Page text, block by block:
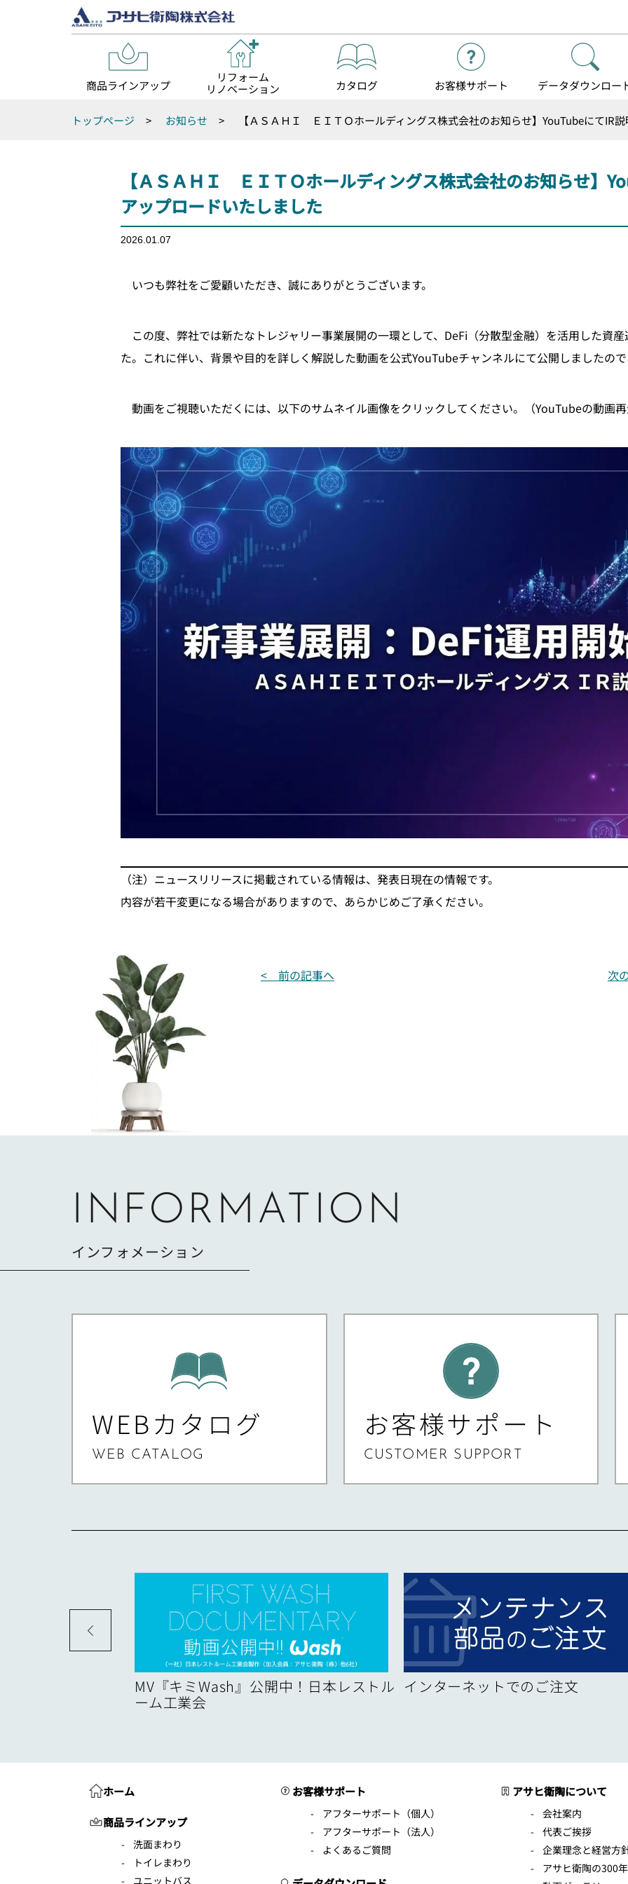
商品ラインアップ
リフォーム
リノベーション
カタログ お客様サポート データダウンロー
トップページ > お知らせ > 【ＡＳＡＨＩ ＥＩＴＯホールディングス株式会社のお知らせ】YouTubeにてIR
【ＡＳＡＨＩ ＥＩＴＯホールディングス株式会社のお知らせ】
アップロードいたしました
2026.01.07
いつも弊社をご愛顧いただき、誠にありがとうございます。
この度、弊社では新たなトレジャリー事業展開の一環として、DeFi（分散型金融）を活用した資
た。これに伴い、背景や目的を詳しく解説した動画を公式YouTubeチャンネルにて公開しましたので
動画をご視聴いただくには、以下のサムネイル画像をクリックしてください。（YouTubeの動画再
（注）ニュースリリースに掲載されている情報は、発表日現在の情報です。
内容が若干変更になる場合がありますので、あらかじめご了承ください。
投
稿
ナ
ビ
ゲ
ー
シ
ョ
< 前の記事へ 次
INFORMATION
インフォメーション
WEBカタログ
WEB CATALOG
お客様サポート
CUSTOMER SUPPORT
MV『キミWash』公開中！日本レストル
ーム工業会
インターネットでのご注文
ホーム
商品ラインアップ
洗面まわり
トイレまわり
ユニットバス
お客様サポート
アフターサポート（個人）
アフターサポート（法人）
よくあるご質問
アサヒ衛陶について
会社案内
代表ご挨拶
企業理念と経営方
アサヒ衛陶の300